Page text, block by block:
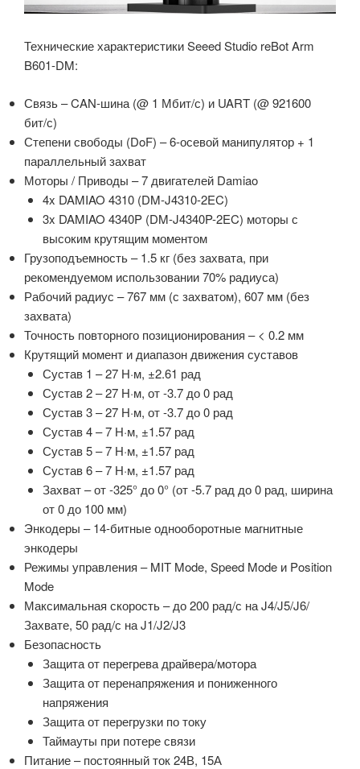
Технические характеристики Seeed Studio reBot Arm
B601-DM:
Связь – CAN-шина (@ 1 Мбит/с) и UART (@ 921600
бит/с)
Степени свободы (DoF) – 6-осевой манипулятор + 1
параллельный захват
Моторы / Приводы – 7 двигателей Damiao
4x DAMIAO 4310 (DM-J4310-2EC)
3x DAMIAO 4340P (DM-J4340P-2EC) моторы с
высоким крутящим моментом
Грузоподъемность – 1.5 кг (без захвата, при
рекомендуемом использовании 70% радиуса)
Рабочий радиус – 767 мм (с захватом), 607 мм (без
захвата)
Точность повторного позиционирования – < 0.2 мм
Крутящий момент и диапазон движения суставов
Сустав 1 – 27 Н·м, ±2.61 рад
Сустав 2 – 27 Н·м, от -3.7 до 0 рад
Сустав 3 – 27 Н·м, от -3.7 до 0 рад
Сустав 4 – 7 Н·м, ±1.57 рад
Сустав 5 – 7 Н·м, ±1.57 рад
Сустав 6 – 7 Н·м, ±1.57 рад
Захват – от -325° до 0° (от -5.7 рад до 0 рад, ширина
от 0 до 100 мм)
Энкодеры – 14-битные однооборотные магнитные
энкодеры
Режимы управления – MIT Mode, Speed Mode и Position
Mode
Максимальная скорость – до 200 рад/с на J4/J5/J6/
Захвате, 50 рад/с на J1/J2/J3
Безопасность
Защита от перегрева драйвера/мотора
Защита от перенапряжения и пониженного
напряжения
Защита от перегрузки по току
Таймауты при потере связи
Питание – постоянный ток 24В, 15А